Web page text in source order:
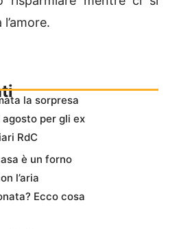
la sorpresa
agosto per gli ex
RdC
è un forno
l’aria
Ecco cosa